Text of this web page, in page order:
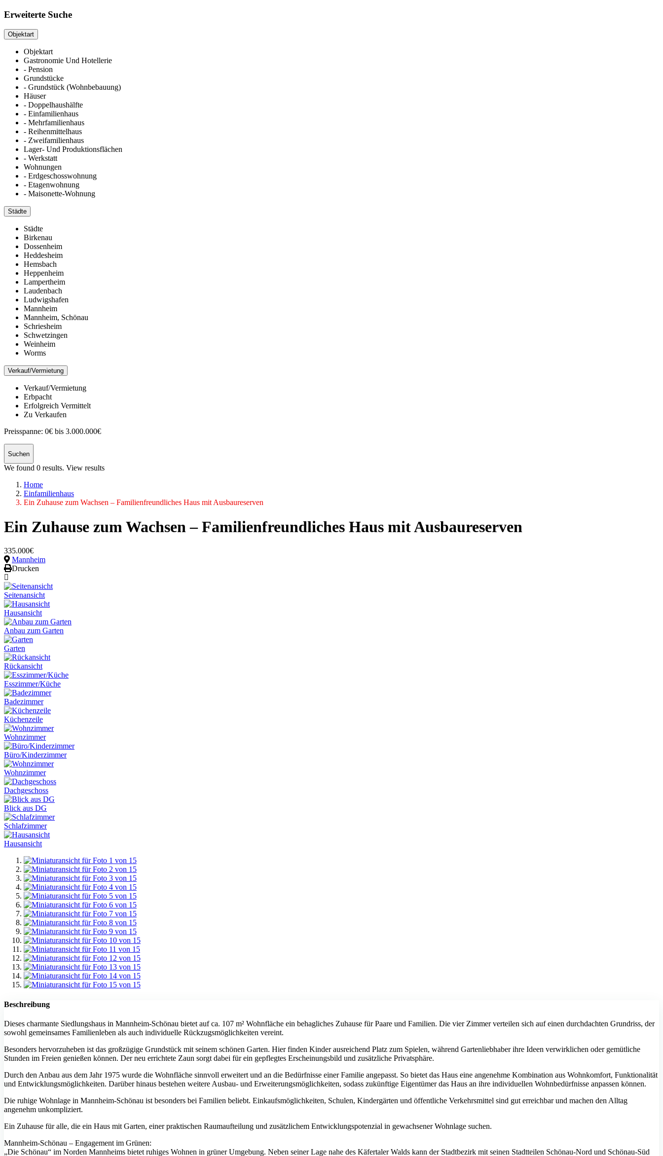
Erweiterte Suche
Objektart
Objektart
Gastronomie Und Hotellerie
- Pension
Grundstücke
- Grundstück (Wohnbebauung)
Häuser
- Doppelhaushälfte
- Einfamilienhaus
- Mehrfamilienhaus
- Reihenmittelhaus
- Zweifamilienhaus
Lager- Und Produktionsflächen
- Werkstatt
Wohnungen
- Erdgeschosswohnung
- Etagenwohnung
- Maisonette-Wohnung
Städte
Städte
Birkenau
Dossenheim
Heddesheim
Hemsbach
Heppenheim
Lampertheim
Laudenbach
Ludwigshafen
Mannheim
Mannheim, Schönau
Schriesheim
Schwetzingen
Weinheim
Worms
Verkauf/Vermietung
Verkauf/Vermietung
Erbpacht
Erfolgreich Vermittelt
Zu Verkaufen
Preisspanne: 0€ bis 3.000.000€
Suchen
We found 0 results. View results
Home
Einfamilienhaus
Ein Zuhause zum Wachsen – Familienfreundliches Haus mit Ausbaureserven
Ein Zuhause zum Wachsen – Familienfreundliches Haus mit Ausbaureserven
335.000€
Mannheim
Drucken
Seitenansicht
Hausansicht
Anbau zum Garten
Garten
Rückansicht
Esszimmer/Küche
Badezimmer
Küchenzeile
Wohnzimmer
Büro/Kinderzimmer
Wohnzimmer
Dachgeschoss
Blick aus DG
Schlafzimmer
Hausansicht
Beschreibung
Dieses charmante Siedlungshaus in Mannheim-Schönau bietet auf ca. 107 m² Wohnfläche ein behagliches Zuhause für Paare und Familien. Die vier Zimmer verteilen sich auf einen durchdachten Grundriss, der
sowohl gemeinsames Familienleben als auch individuelle Rückzugsmöglichkeiten vereint.
Besonders hervorzuheben ist das großzügige Grundstück mit seinem schönen Garten. Hier finden Kinder ausreichend Platz zum Spielen, während Gartenliebhaber ihre Ideen verwirklichen oder gemütliche
Stunden im Freien genießen können. Der neu errichtete Zaun sorgt dabei für ein gepflegtes Erscheinungsbild und zusätzliche Privatsphäre.
Durch den Anbau aus dem Jahr 1975 wurde die Wohnfläche sinnvoll erweitert und an die Bedürfnisse einer Familie angepasst. So bietet das Haus eine angenehme Kombination aus Wohnkomfort, Funktionalität
und Entwicklungsmöglichkeiten. Darüber hinaus bestehen weitere Ausbau- und Erweiterungsmöglichkeiten, sodass zukünftige Eigentümer das Haus an ihre individuellen Wohnbedürfnisse anpassen können.
Die ruhige Wohnlage in Mannheim-Schönau ist besonders bei Familien beliebt. Einkaufsmöglichkeiten, Schulen, Kindergärten und öffentliche Verkehrsmittel sind gut erreichbar und machen den Alltag
angenehm unkompliziert.
Ein Zuhause für alle, die ein Haus mit Garten, einer praktischen Raumaufteilung und zusätzlichem Entwicklungspotenzial in gewachsener Wohnlage suchen.
Mannheim-Schönau – Engagement im Grünen:
„Die Schönau“ im Norden Mannheims bietet ruhiges Wohnen in grüner Umgebung. Neben seiner Lage nahe des Käfertaler Walds kann der Stadtbezirk mit seinen Stadtteilen Schönau-Nord und Schönau-Süd